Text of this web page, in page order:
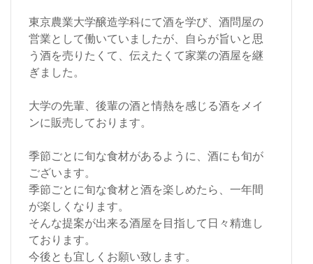
東京農業大学醸造学科にて酒を学び、酒問屋の
営業として働いていましたが、自らが旨いと思
う酒を売りたくて、伝えたくて家業の酒屋を継
ぎました。
大学の先輩、後輩の酒と情熱を感じる酒をメイ
ンに販売しております。
季節ごとに旬な食材があるように、酒にも旬が
ございます。
季節ごとに旬な食材と酒を楽しめたら、一年間
が楽しくなります。
そんな提案が出来る酒屋を目指して日々精進し
ております。
今後とも宜しくお願い致します。